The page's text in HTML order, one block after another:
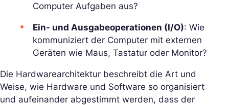
Computer Aufgaben aus?
Ein- und Ausgabeoperationen (I/O): Wie
kommuniziert der Computer mit externen
Geräten wie Maus, Tastatur oder Monitor?
Die Hardwarearchitektur beschreibt die Art und
Weise, wie Hardware und Software so organisiert
und aufeinander abgestimmt werden, dass der